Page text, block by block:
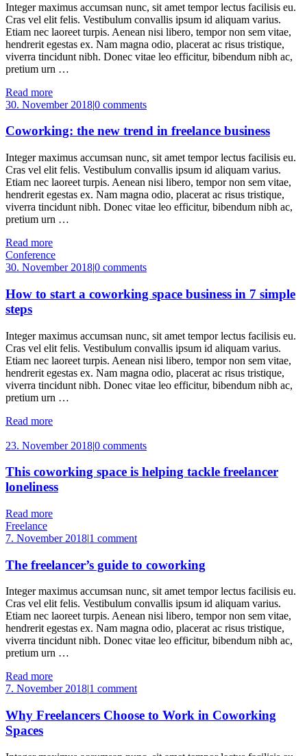
Integer maximus accumsan nunc, sit amet tempor lectus facilisis eu.
Cras vel elit felis. Vestibulum convallis ipsum id aliquam varius.
Etiam nec laoreet turpis. Aenean nisi libero, tempor non sem vitae,
hendrerit egestas ex. Nam magna odio, placerat ac risus tristique,
viverra tincidunt nibh. Donec vitae leo efficitur, bibendum nibh ac,
pretium urn …
Read more
30. November 2018|0 comments
Coworking: the new trend in freelance business
Integer maximus accumsan nunc, sit amet tempor lectus facilisis eu.
Cras vel elit felis. Vestibulum convallis ipsum id aliquam varius.
Etiam nec laoreet turpis. Aenean nisi libero, tempor non sem vitae,
hendrerit egestas ex. Nam magna odio, placerat ac risus tristique,
viverra tincidunt nibh. Donec vitae leo efficitur, bibendum nibh ac,
pretium urn …
Read more
Conference
30. November 2018|0 comments
How to start a coworking space business in 7 simple
steps
Integer maximus accumsan nunc, sit amet tempor lectus facilisis eu.
Cras vel elit felis. Vestibulum convallis ipsum id aliquam varius.
Etiam nec laoreet turpis. Aenean nisi libero, tempor non sem vitae,
hendrerit egestas ex. Nam magna odio, placerat ac risus tristique,
viverra tincidunt nibh. Donec vitae leo efficitur, bibendum nibh ac,
pretium urn …
Read more
23. November 2018|0 comments
This coworking space is helping tackle freelancer
loneliness
Read more
Freelance
7. November 2018|1 comment
The freelancer’s guide to coworking
Integer maximus accumsan nunc, sit amet tempor lectus facilisis eu.
Cras vel elit felis. Vestibulum convallis ipsum id aliquam varius.
Etiam nec laoreet turpis. Aenean nisi libero, tempor non sem vitae,
hendrerit egestas ex. Nam magna odio, placerat ac risus tristique,
viverra tincidunt nibh. Donec vitae leo efficitur, bibendum nibh ac,
pretium urn …
Read more
7. November 2018|1 comment
Why Freelancers Choose to Work in Coworking
Spaces